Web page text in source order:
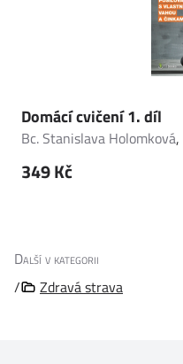
Domácí cvičení 1. díl
Bc. Stanislava Holomková,
349 Kč
Další v kategorii
/
Zdravá strava